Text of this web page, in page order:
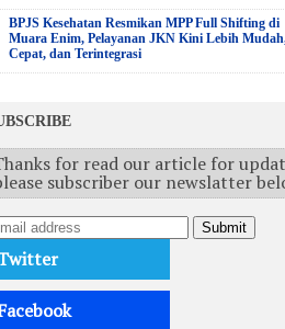
BPJS Kesehatan Resmikan MPP Full Shifting di
Muara Enim, Pelayanan JKN Kini Lebih
Cepat, dan Terintegrasi
for read our article for
subscriber our newslatter
Submit